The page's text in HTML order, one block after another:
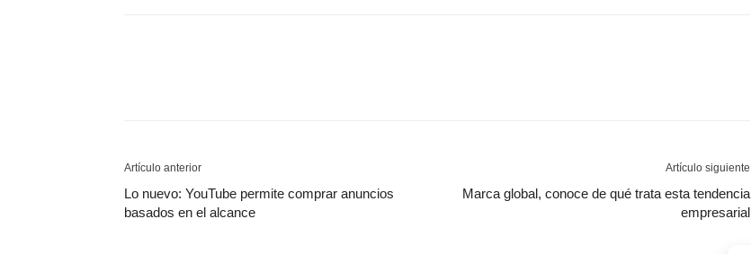
Artículo anterior
Lo nuevo: YouTube permite comprar anuncios
basados ​​en el alcance
Artículo siguiente
Marca global, conoce de qué trata esta tendencia
empresarial